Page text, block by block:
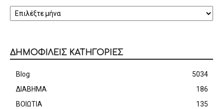
ΔΗΜΟΦΙΛΕΙΣ ΚΑΤΗΓΟΡΙΕΣ
Blog
5034
ΔΙΑΒΗΜΑ
186
ΒΟΙΩΤΙΑ
135